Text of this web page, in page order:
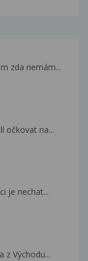
zda nemám...
očkovat na...
je nechat...
z Východu...